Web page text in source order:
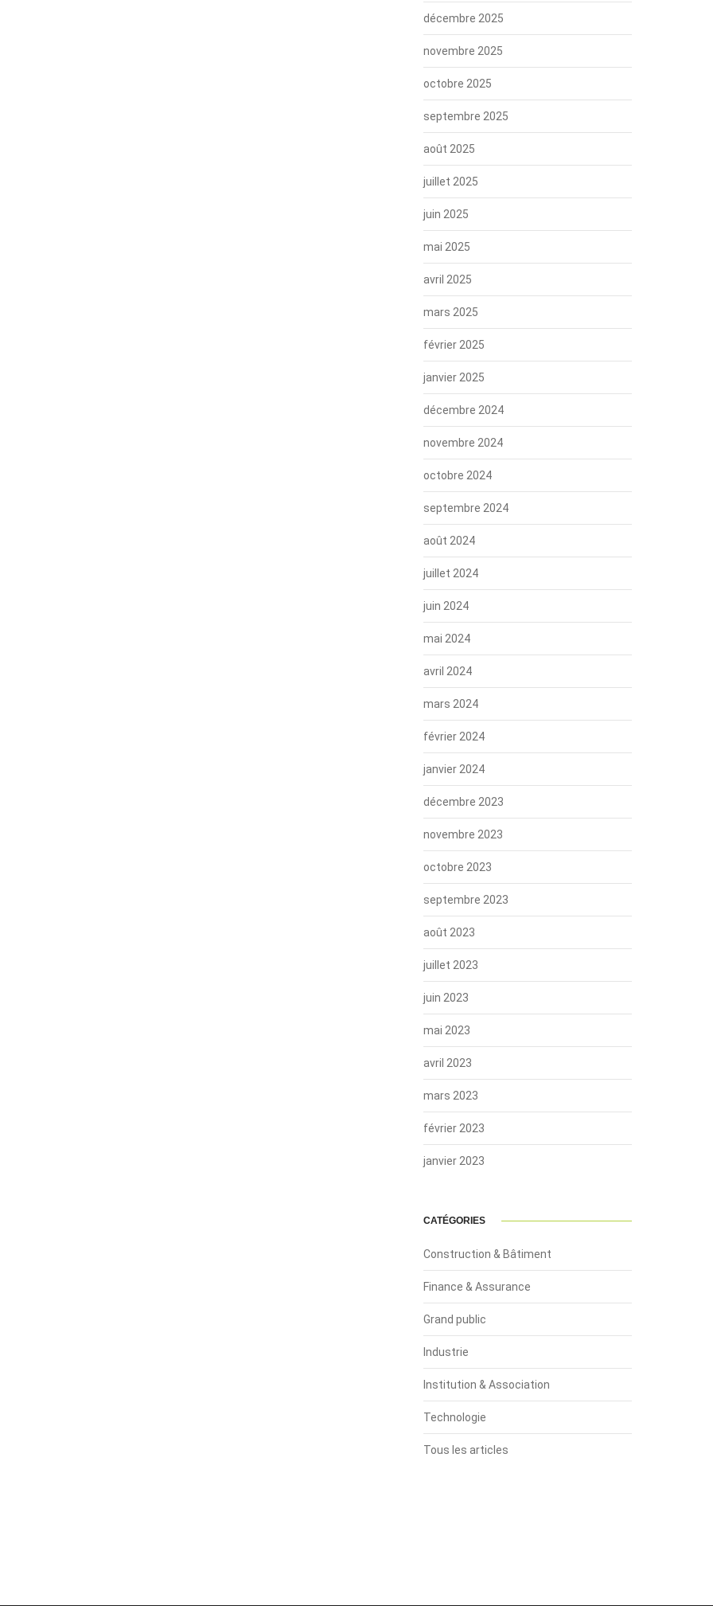
décembre 2025
novembre 2025
octobre 2025
septembre 2025
août 2025
juillet 2025
juin 2025
mai 2025
avril 2025
mars 2025
février 2025
janvier 2025
décembre 2024
novembre 2024
octobre 2024
septembre 2024
août 2024
juillet 2024
juin 2024
mai 2024
avril 2024
mars 2024
février 2024
janvier 2024
décembre 2023
novembre 2023
octobre 2023
septembre 2023
août 2023
juillet 2023
juin 2023
mai 2023
avril 2023
mars 2023
février 2023
janvier 2023
CATÉGORIES
Construction & Bâtiment
Finance & Assurance
Grand public
Industrie
Institution & Association
Technologie
Tous les articles